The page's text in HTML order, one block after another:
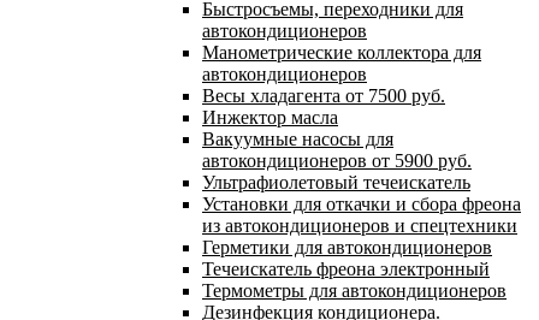
Быстросъемы, переходники для
автокондиционеров
Манометрические коллектора для
автокондиционеров
Весы хладагента от 7500 руб.
Инжектор масла
Вакуумные насосы для
автокондиционеров от 5900 руб.
Ультрафиолетовый течеискатель
Установки для откачки и сбора фреона
из автокондиционеров и спецтехники
Герметики для автокондиционеров
Течеискатель фреона электронный
Термометры для автокондиционеров
Дезинфекция кондиционера.